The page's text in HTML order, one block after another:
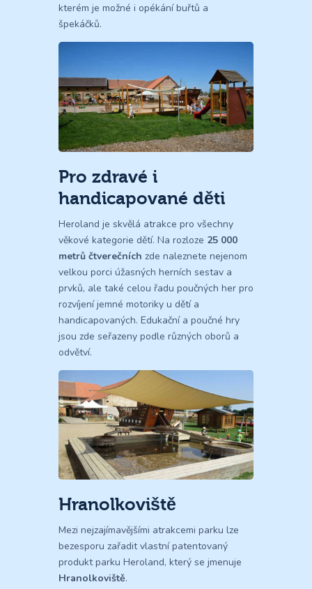
kterém je možné i opékání buřtů a
špekáčků.
Pro zdravé i
handicapované děti
Heroland je skvělá atrakce pro všechny
věkové kategorie dětí. Na rozloze 25 000
metrů čtverečních zde naleznete nejenom
velkou porci úžasných herních sestav a
prvků, ale také celou řadu poučných her pro
rozvíjení jemné motoriky u dětí a
handicapovaných. Edukační a poučné hry
jsou zde seřazeny podle různých oborů a
odvětví.
Hranolkoviště
Mezi nejzajímavějšími atrakcemi parku lze
bezesporu zařadit vlastní patentovaný
produkt parku Heroland, který se jmenuje
Hranolkoviště.